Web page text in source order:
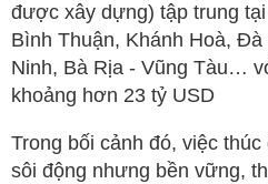
được xây dựng) tập trung
Bình Thuận, Khánh Hoà,
Ninh, Bà Rịa - Vũng Tàu…
khoảng hơn 23 tỷ USD
Trong bối cảnh đó, việc
sôi động nhưng bền vững,